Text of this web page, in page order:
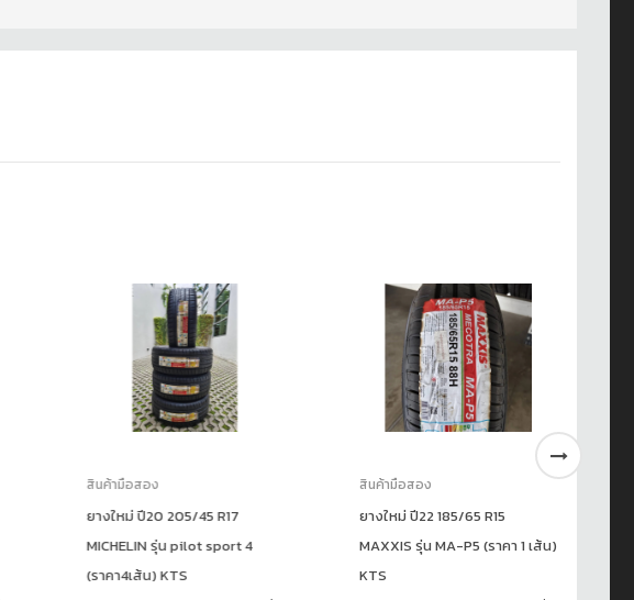
สินค้ามือสอง
ยางใหม่ ปี20 205/45 R17
MICHELIN รุ่น pilot sport 4
(ราคา4เส้น) KTS
สินค้ามือสอง
ยางใหม่ ปี22 185/65 R15
MAXXIS รุ่น MA-P5 (ราคา 1 เส้น)
KTS